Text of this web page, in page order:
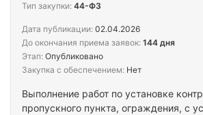
Выполнение работ по установке
пропускного пункта, ограждения, с
Тип закупки: 44-ФЗ
Дата публикации: 02.04.2026
До окончания приема заявок: 144 дня
Этап: Опубликовано
Закупка с обеспечением: Нет